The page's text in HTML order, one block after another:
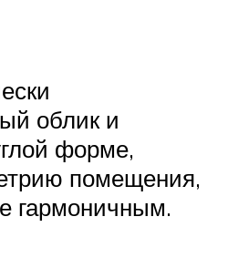
облик и
форме,
помещения,
гармоничным.